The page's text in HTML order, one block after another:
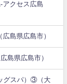
クセス広島
島県広島市）
島県広島市）
グスパ）③（大